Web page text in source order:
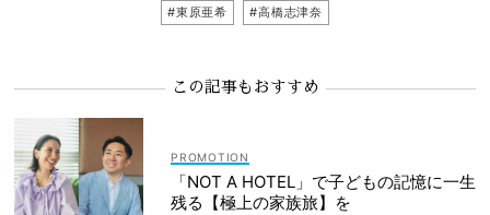
#東原亜希 #高橋志津奈
この記事もおすすめ
「NOT A HOTEL」で子どもの記憶に一生
残る【極上の家族旅】を